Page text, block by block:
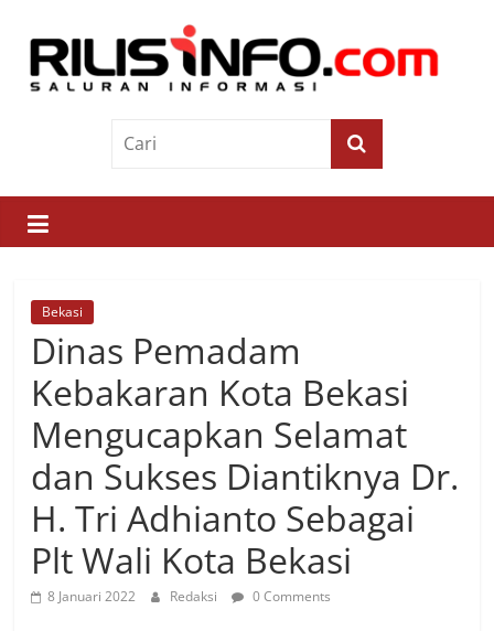
contentRilis
Saluran
Informasi
Bekasi
Dinas Pemadam
Kebakaran Kota Bekasi
Mengucapkan Selamat
dan Sukses Diantiknya Dr.
H. Tri Adhianto Sebagai
Plt Wali Kota Bekasi
8 Januari 2022 Redaksi 0 Comments